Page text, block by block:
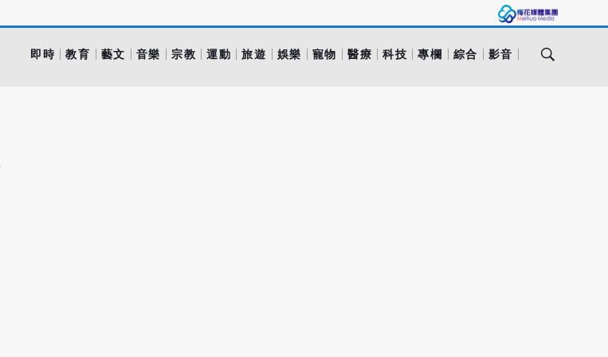
即時 教育 藝文 音樂 宗教 運動 旅遊 娛樂 寵物 醫療 科技 專欄 綜合 影音